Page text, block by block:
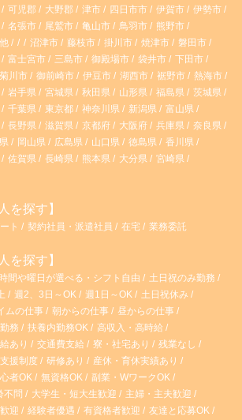
可児郡 大野郡 津市 四日市市 伊賀市
伊勢市
名張市 尾鷲市 亀山市 鳥羽市
熊野市
沼津市 藤枝市 掛川市 焼津市
磐田市
富士宮市 三島市 御殿場市 袋井市
下田市
菊川市 御前崎市 伊豆市 湖西市 裾野市
熱海市
岩手県 宮城県 秋田県 山形県 福島県
茨城県
千葉県 東京都 神奈川県 新潟県
富山県
長野県 滋賀県 京都府 大阪府 兵庫県
奈良県
岡山県 広島県 山口県 徳島県
香川県
佐賀県 長崎県 熊本県 大分県
宮崎県
を探す】
ト 契約社員・派遣社員 在宅 業務委託
を探す】
時間や曜日が選べる・シフト自由
土日祝のみ勤務
週2、3日～OK 週1日～OK
土日祝休み
ムの仕事 朝からの仕事
昼からの仕事
務 扶養内勤務OK
高収入・高時給
あり 交通費支給 寮・社宅あり
残業なし
援制度 研修あり
産休・育休実績あり
者OK 無資格OK
副業・WワークOK
不問 大学生・短大生歓迎
主婦・主夫歓迎
迎 経験者優遇 有資格者歓迎 友達と応募OK